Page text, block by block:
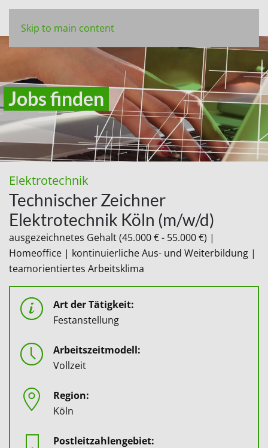
Skip to main content
Jobs finden
Elektrotechnik
Technischer Zeichner
Elektrotechnik Köln (m/w/d)
ausgezeichnetes Gehalt (45.000 € - 55.000 €) |
Homeoffice | kontinuierliche Aus- und Weiterbildung |
teamorientiertes Arbeitsklima
Art der Tätigkeit:
Festanstellung
Arbeitszeitmodell:
Vollzeit
Region:
Köln
Postleitzahlengebiet: